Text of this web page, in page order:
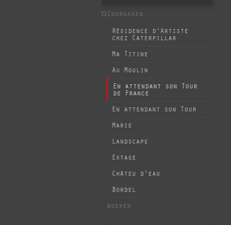
Indrukken
Résidence d'Artiste
chez Caterpillar
Ma Titine
Au Moulin
En attendant son Tour
de France
En attendant son Tour
Marie
Landscape
Extase
Châteu d'eau
Bordel
boeken